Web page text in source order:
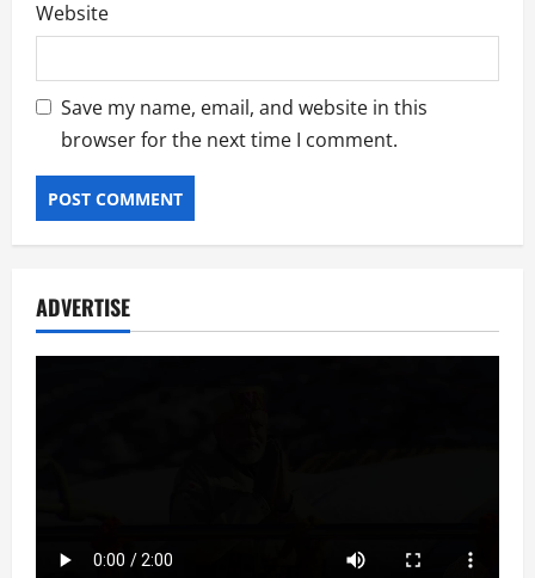
Website
Save my name, email, and website in this
browser for the next time I comment.
ADVERTISE